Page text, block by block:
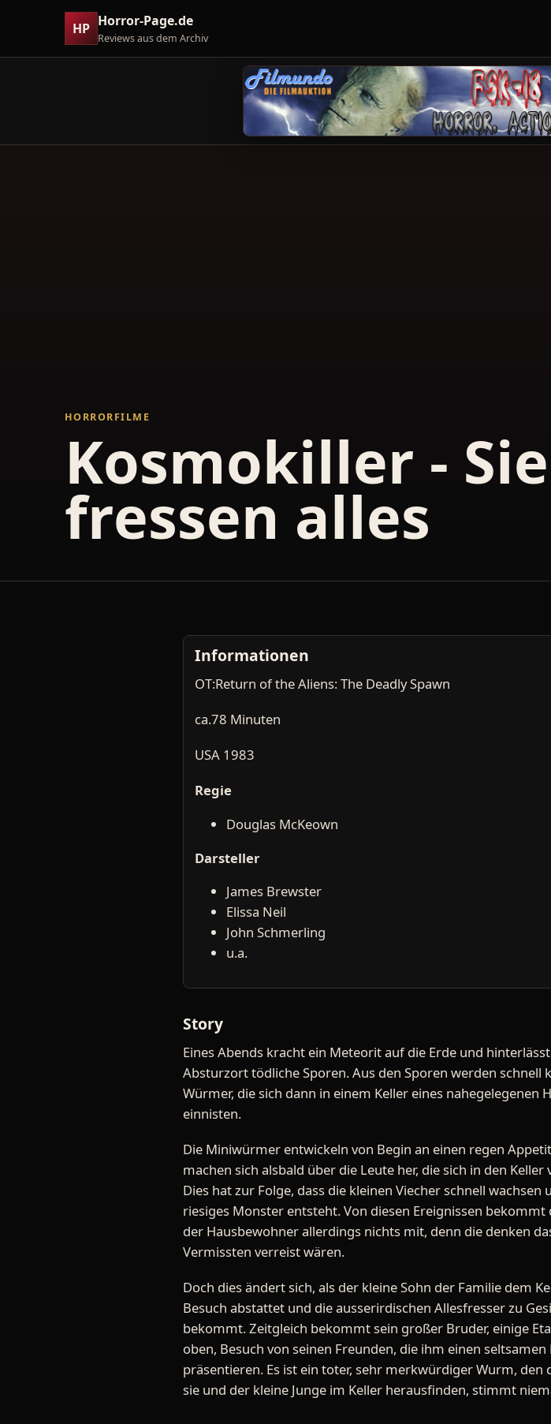
HP Horror-Page.de
Reviews aus dem Archiv
HORRORFILME
Kosmokiller - Sie
fressen alles
Informationen
OT:Return of the Aliens: The Deadly Spawn
ca.78 Minuten
USA 1983
Regie
Douglas McKeown
Darsteller
James Brewster
Elissa Neil
John Schmerling
u.a.
Story
Eines Abends kracht ein Meteorit auf die Erde und
Absturzort tödliche Sporen. Aus den Sporen werden schnell
Würmer, die sich dann in einem Keller eines nahegelegenen
einnisten.
Die Miniwürmer entwickeln von Begin an einen regen
machen sich alsbald über die Leute her, die sich in den Keller
Dies hat zur Folge, dass die kleinen Viecher schnell wachsen
riesiges Monster entsteht. Von diesen Ereignissen bekommt
der Hausbewohner allerdings nichts mit, denn die denken
Vermissten verreist wären.
Doch dies ändert sich, als der kleine Sohn der Familie dem
Besuch abstattet und die ausserirdischen Allesfresser zu
bekommt. Zeitgleich bekommt sein großer Bruder, einige
oben, Besuch von seinen Freunden, die ihm einen seltsamen
präsentieren. Es ist ein toter, sehr merkwürdiger Wurm,
sie und der kleine Junge im Keller herausfinden, stimmt